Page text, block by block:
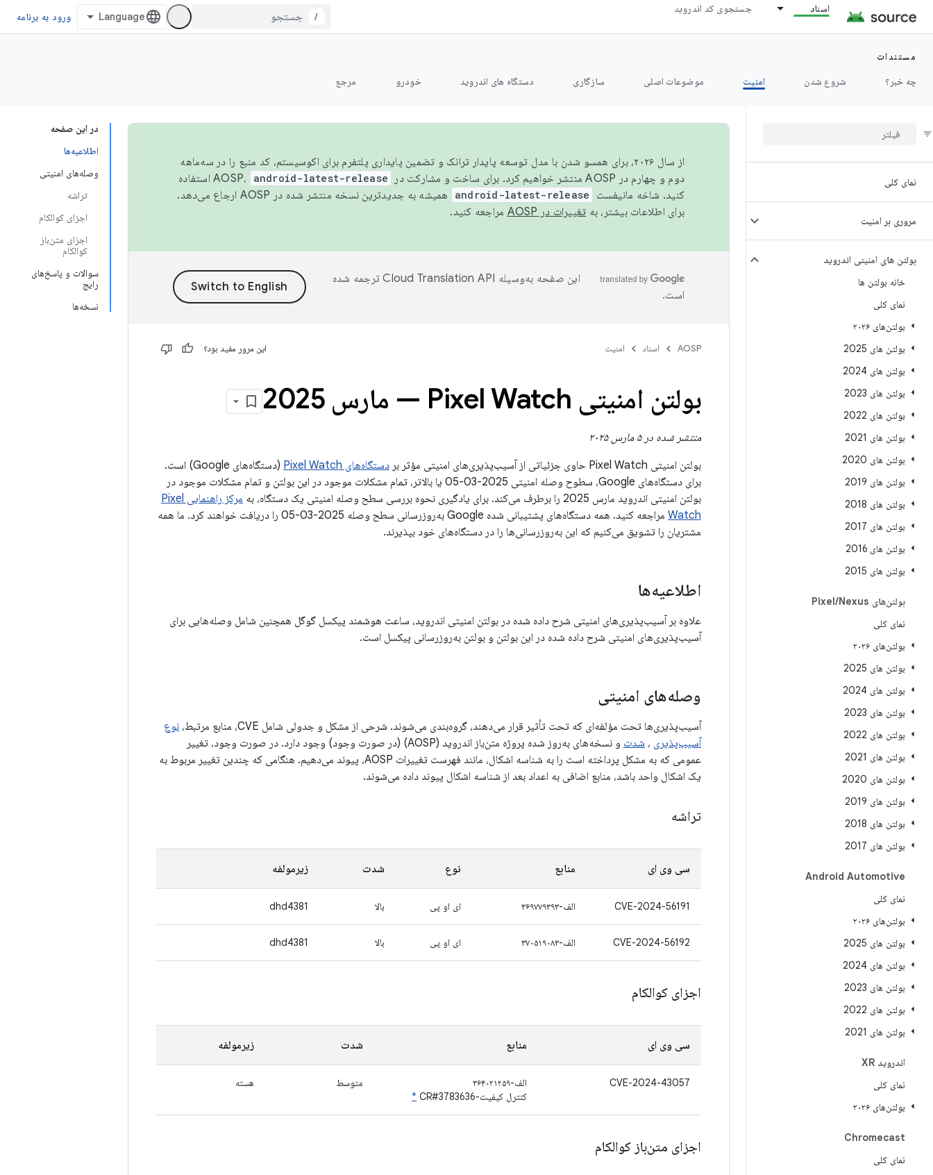
اسناد جستجوی کد اندروید
/ ورود به برنامه
مستندات
چه خبر؟
شروع شدن امنیت موضوعات اصلی سازگاری دستگاه های اندروید خودرو مرجع
نمای کلی
مروری بر امنیت
بولتن های امنیتی اندروید
خانه بولتن ها
نمای کلی
بولتن‌های ۲۰۲۶
بولتن های 2025
بولتن های 2024
بولتن های 2023
بولتن های 2022
بولتن های 2021
بولتن های 2020
بولتن های 2019
بولتن های 2018
بولتن های 2017
بولتن های 2016
بولتن های 2015
بولتن‌های Pixel /Nexus
نمای کلی
بولتن‌های ۲۰۲۶
بولتن های 2025
بولتن های 2024
بولتن های 2023
بولتن های 2022
بولتن های 2021
بولتن های 2020
بولتن های 2019
بولتن های 2018
بولتن های 2017
Android Automotive
نمای کلی
بولتن‌های ۲۰۲۶
بولتن های 2025
بولتن های 2024
بولتن های 2023
بولتن های 2022
بولتن های 2021
اندروید XR
نمای کلی
بولتن‌های ۲۰۲۶
Chromecast
نمای کلی
در این صفحه
اطلاعیه‌ها
وصله‌های امنیتی
تراشه
اجزای کوالکام
اجزای متن‌باز
کوالکام
سوالات و پاسخ‌های
رایج
نسخه‌ها
از سال ۲۰۲۶، برای همسو شدن با مدل توسعه پایدار ترانک و تضمین پایداری پلتفرم برای اکوسیستم، کد منبع را در سه‌ماهه
دوم و چهارم در AOSP منتشر خواهیم کرد. برای ساخت و مشارکت در AOSP،
android-latest-release
استفاده
کنید. شاخه مانیفست
android-latest-release
همیشه به جدیدترین نسخه منتشر شده در AOSP ارجاع می‌دهد.
برای اطلاعات بیشتر، به تغییرات در AOSP مراجعه کنید.
این صفحه به‌وسیله
ترجمه شده
است.
AOSP اسناد امنیت این مرور مفید بود؟
بولتن امنیتی Pixel Watch — مارس 2025
منتشر شده در ۵ مارس ۲۰۲۵
بولتن امنیتی Pixel Watch حاوی جزئیاتی از آسیب‌پذیری‌های امنیتی مؤثر بر
دستگاه‌های Pixel Watch
(دستگاه‌های Google) است.
برای دستگاه‌های Google، سطوح وصله امنیتی 2025-03-05 یا بالاتر، تمام مشکلات موجود در این بولتن و تمام مشکلات موجود در
بولتن امنیتی اندروید مارس 2025 را برطرف می‌کند. برای یادگیری نحوه بررسی سطح وصله امنیتی یک دستگاه، به
مرکز راهنمایی Pixel
Watch
مراجعه کنید. همه دستگاه‌های پشتیبانی شده Google به‌روزرسانی سطح وصله 2025-03-05 را دریافت خواهند کرد. ما همه
مشتریان را تشویق می‌کنیم که این به‌روزرسانی‌ها را در دستگاه‌های خود بپذیرند.
اطلاعیه‌ها
علاوه بر آسیب‌پذیری‌های امنیتی شرح داده شده در بولتن امنیتی اندروید، ساعت هوشمند پیکسل گوگل همچنین شامل وصله‌هایی برای
آسیب‌پذیری‌های امنیتی شرح داده شده در این بولتن و بولتن به‌روزرسانی پیکسل است.
وصله‌های امنیتی
آسیب‌پذیری‌ها تحت مؤلفه‌ای که تحت تأثیر قرار می‌دهند، گروه‌بندی می‌شوند. شرحی از مشکل و جدولی شامل CVE، منابع مرتبط،
نوع
آسیب‌پذیری ، شدت
و نسخه‌های به‌روز شده پروژه متن‌باز اندروید (AOSP) (در صورت وجود) وجود دارد. در صورت وجود، تغییر
عمومی که به مشکل پرداخته است را به شناسه اشکال، مانند فهرست تغییرات AOSP، پیوند می‌دهیم. هنگامی که چندین تغییر مربوط به
یک اشکال واحد باشد، منابع اضافی به اعداد بعد از شناسه اشکال پیوند داده می‌شوند.
تراشه
سی وی ای منابع نوع شدت زیرمولفه
CVE-2024-56191 الف-۳۶۹۷۷۹۳۹۳ ای او پی بالا dhd4381
CVE-2024-56192 الف-۳۷۰۵۱۹۰۸۳ ای او پی بالا dhd4381
اجزای کوالکام
سی وی ای منابع شدت زیرمولفه
CVE-2024-43057
الف-۳۶۴۰۲۱۲۵۹
کنترل کیفیت-CR#3783636
*
متوسط هسته
اجزای متن‌باز کوالکام